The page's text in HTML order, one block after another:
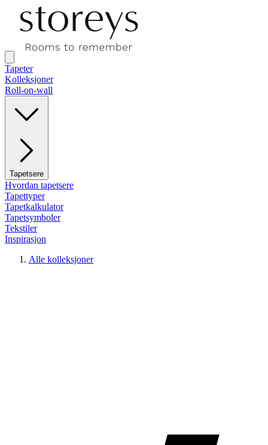
Tapeter
Kolleksjoner
Roll-on-wall
Tapetsere
Hvordan tapetsere
Tapettyper
Tapetkalkulator
Tapetsymboler
Tekstiler
Inspirasjon
Alle kolleksjoner